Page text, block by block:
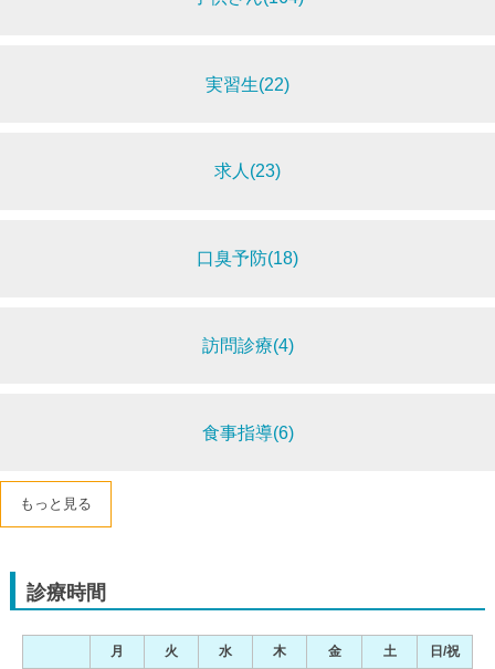
実習生(22)
求人(23)
口臭予防(18)
訪問診療(4)
食事指導(6)
もっと見る
診療時間
月 火 水 木 金 土
日/祝